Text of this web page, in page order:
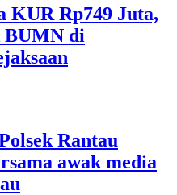
KUR Rp749 Juta,
di
Rantau
awak media